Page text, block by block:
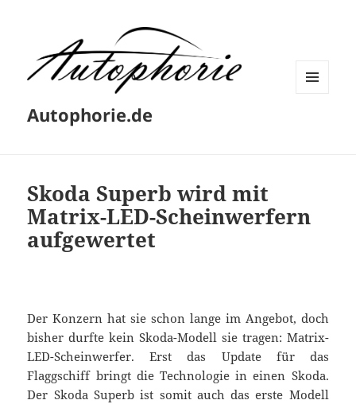
Autophorie.de
Skoda Superb wird mit
Matrix-LED-Scheinwerfern
aufgewertet
Der Konzern hat sie schon lange im Angebot, doch
bisher durfte kein Skoda-Modell sie tragen: Matrix-
LED-Scheinwerfer. Erst das Update für das
Flaggschiff bringt die Technologie in einen Skoda.
Der Skoda Superb ist somit auch das erste Modell